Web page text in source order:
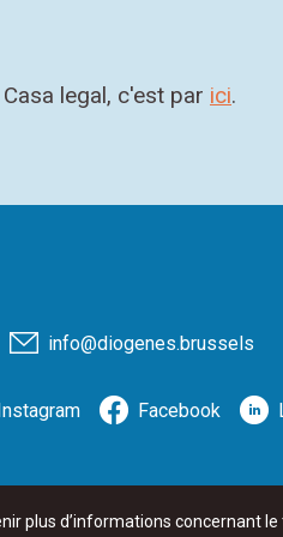
plus d’informations concernant
legal, c'est par ici.
info@diogenes.brussels
Facebook